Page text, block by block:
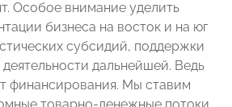
Особое внимание уделить
бизнеса на восток и на юг
субсидий, поддержки
дальнейшей. Ведь
финансирования. Мы ставим